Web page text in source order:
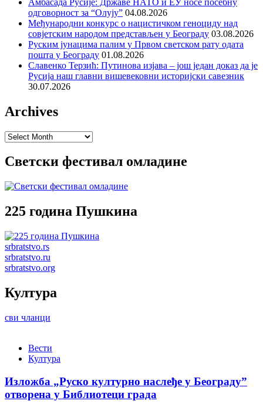
одговорност за “Олују” 04.08.2026
Међународни конкурс о нацистичком геноциду над
совјетским народом представљен у Београду 03.08.2026
Руским јунацима палим у Првом светском рату одата
пошта у Београду 01.08.2026
Славенко Терзић: Путинова изјава – још један доказ да је
Русија наш главни вишевековни историјски савезник
30.07.2026
Archives
Archives
Светски фестивал омладине
225 година Пушкина
srbratstvo.rs
srbratstvo.ru
srbratstvo.org
Култура
сви чланци
Вести
Култура
Изложба „Руско културно наслеђе у Београду”
отворена у Библиотеци града